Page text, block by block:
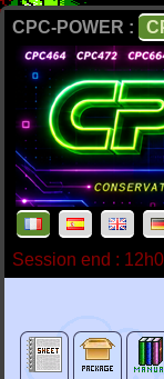
CPC-POWER :
Session end :